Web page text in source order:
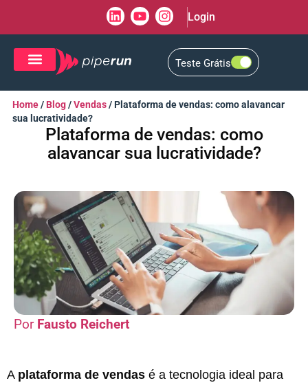
Login
Teste Grátis
Home/ Blog/Vendas/Plataforma de vendas: como alavancar
sua lucratividade?
Plataforma de vendas: como
alavancar sua lucratividade?
Fausto Reichert
A plataforma de vendas é a tecnologia ideal para